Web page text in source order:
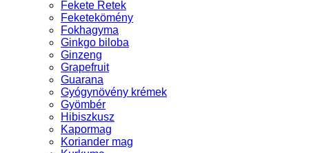
Fekete Retek
Feketekömény
Fokhagyma
Ginkgo biloba
Ginzeng
Grapefruit
Guarana
Gyógynövény krémek
Gyömbér
Hibiszkusz
Kapormag
Koriander mag